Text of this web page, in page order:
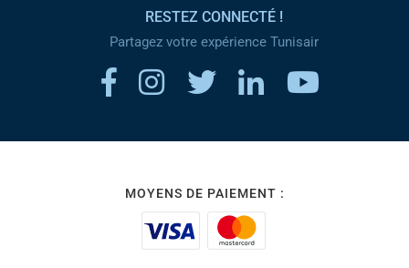
RESTEZ CONNECTÉ !
Partagez votre expérience Tunisair
MOYENS DE PAIEMENT :